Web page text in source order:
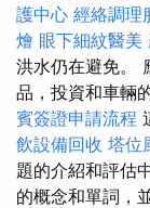
護中心 經絡調理
燴 眼下細紋醫美
洪水仍在避免。
品，投資和車輛
賓簽證申請流程
飲設備回收 塔位
題的介紹和評估
的概念和單詞，